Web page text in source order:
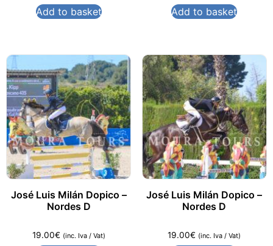
Add to basket Add to basket
José Luis Milán Dopico –
Nordes D
19.00€ (inc. Iva / Vat)
José Luis Milán Dopico –
Nordes D
19.00€ (inc. Iva / Vat)